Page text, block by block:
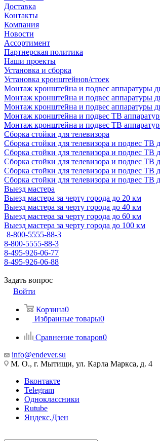
Доставка
Контакты
Компания
Новости
Ассортимент
Партнерская политика
Наши проекты
Установка и сборка
Установка кронштейнов/стоек
Монтаж кронштейна и подвес аппаратуры
Монтаж кронштейна и подвес аппаратуры
Монтаж кронштейна и подвес аппаратуры
Монтаж кронштейна и подвес ТВ
Монтаж кронштейна и подвес ТВ
Сборка стойки для телевизора
Сборка стойки для телевизора и подвес ТВ
Сборка стойки для телевизора и подвес ТВ
Сборка стойки для телевизора и подвес ТВ
Сборка стойки для телевизора и подвес ТВ
Сборка стойки для телевизора и подвес ТВ
Выезд мастера
Выезд мастера за черту города до 20 км
Выезд мастера за черту города до 40 км
Выезд мастера за черту города до 60 км
Выезд мастера за черту города до 100 км
8-800-5555-88-3
8-800-5555-88-3
8-495-926-06-77
8-495-926-06-88
Задать вопрос
Войти
Корзина0
Избранные товары0
Сравнение товаров0
info@endever.su
М. О., г. Мытищи, ул. Карла Маркса, д. 4
Вконтакте
Telegram
Одноклассники
Rutube
Яндекс.Дзен